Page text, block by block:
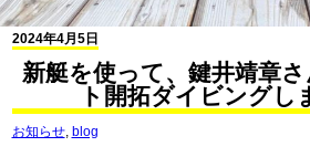
2024年4月5日
新艇を使って、鍵井靖章
ト開拓ダイビングし
お知らせ, blog